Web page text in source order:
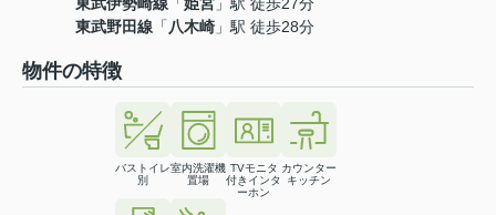
東武伊勢崎線 「姫宮 」駅 徒歩27分
東武野田線 「八木崎 」駅 徒歩28分
物件の特徴
バストイレ
別
室内洗濯機
置場
TVモニタ
付きインタ
ーホン
カウンター
キッチン